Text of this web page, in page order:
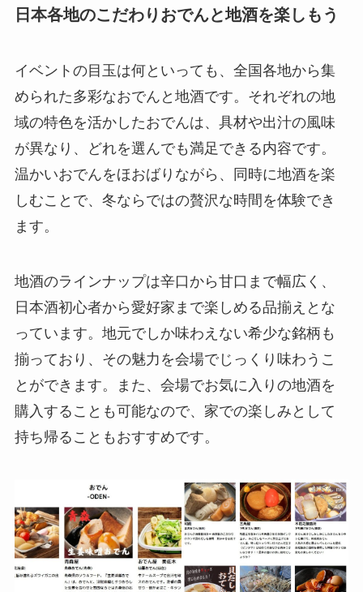
日本各地のこだわりおでんと地酒を楽しもう
イベントの目玉は何といっても、全国各地から集
められた多彩なおでんと地酒です。それぞれの地
域の特色を活かしたおでんは、具材や出汁の風味
が異なり、どれを選んでも満足できる内容です。
温かいおでんをほおばりながら、同時に地酒を楽
しむことで、冬ならではの贅沢な時間を体験でき
ます。
地酒のラインナップは辛口から甘口まで幅広く、
日本酒初心者から愛好家まで楽しめる品揃えとな
っています。地元でしか味わえない希少な銘柄も
揃っており、その魅力を会場でじっくり味わうこ
とができます。また、会場でお気に入りの地酒を
購入することも可能なので、家での楽しみとして
持ち帰ることもおすすめです。